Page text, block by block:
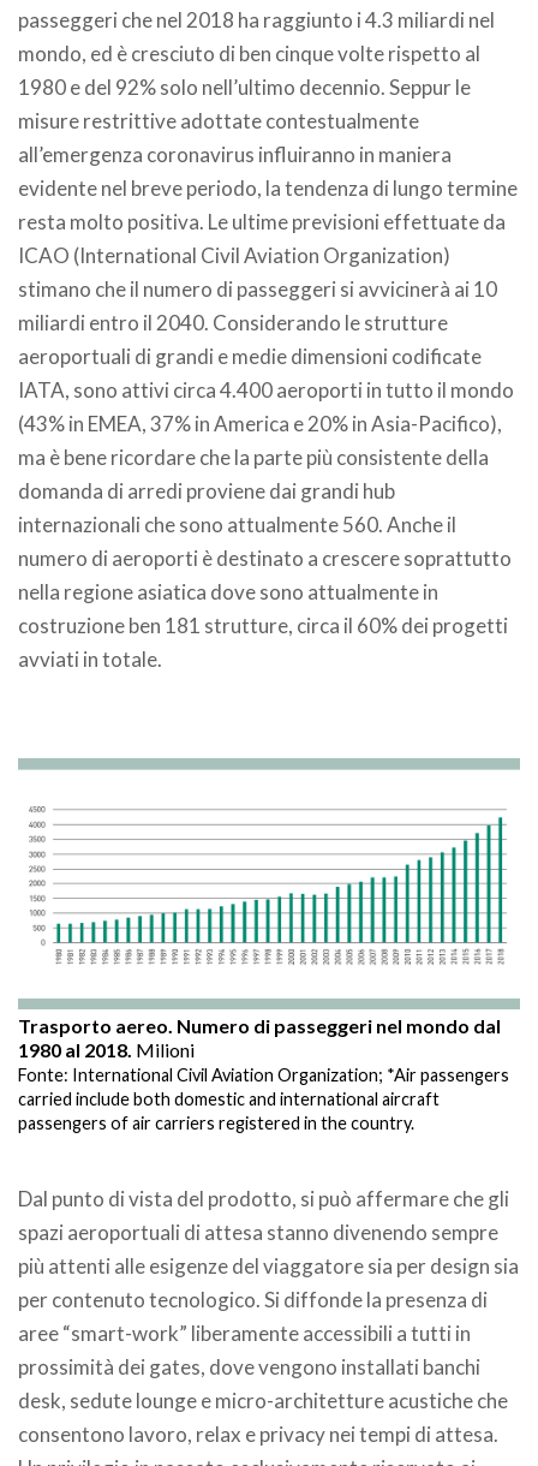
passeggeri che nel 2018 ha raggiunto i 4.3 miliardi nel
mondo, ed è cresciuto di ben cinque volte rispetto al
1980 e del 92% solo nell’ultimo decennio. Seppur le
misure restrittive adottate contestualmente
all’emergenza coronavirus influiranno in maniera
evidente nel breve periodo, la tendenza di lungo termine
resta molto positiva. Le ultime previsioni effettuate da
ICAO (International Civil Aviation Organization)
stimano che il numero di passeggeri si avvicinerà ai 10
miliardi entro il 2040. Considerando le strutture
aeroportuali di grandi e medie dimensioni codificate
IATA, sono attivi circa 4.400 aeroporti in tutto il mondo
(43% in EMEA, 37% in America e 20% in Asia-Pacifico),
ma è bene ricordare che la parte più consistente della
domanda di arredi proviene dai grandi hub
internazionali che sono attualmente 560. Anche il
numero di aeroporti è destinato a crescere soprattutto
nella regione asiatica dove sono attualmente in
costruzione ben 181 strutture, circa il 60% dei progetti
avviati in totale.
Trasporto aereo. Numero di passeggeri nel mondo dal
1980 al 2018. Milioni
Fonte: International Civil Aviation Organization; *Air passengers
carried include both domestic and international aircraft
passengers of air carriers registered in the country.
Dal punto di vista del prodotto, si può affermare che gli
spazi aeroportuali di attesa stanno divenendo sempre
più attenti alle esigenze del viaggatore sia per design sia
per contenuto tecnologico. Si diffonde la presenza di
aree “smart-work” liberamente accessibili a tutti in
prossimità dei gates, dove vengono installati banchi
desk, sedute lounge e micro-architetture acustiche che
consentono lavoro, relax e privacy nei tempi di attesa.